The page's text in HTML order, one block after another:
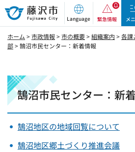
藤沢市
Language 緊急情報 メ
ホーム >市政情報 >市の概要>組織案内 >各課
部> 鵠沼市民センター：新着情報
鵠沼市民センター：新
鵠沼地区の地域回覧について
鵠沼地区郷土づくり推進会議